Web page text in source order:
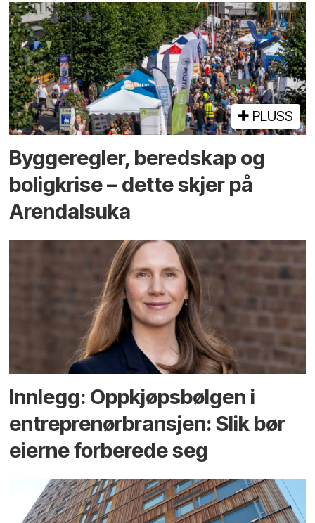
PLUSS
Bygge­regler, beredskap og
bolig­krise – dette skjer på
Arendals­uka
Innlegg: Oppkjøps­bølgen i
entreprenør­bransjen: Slik bør
eierne forberede seg